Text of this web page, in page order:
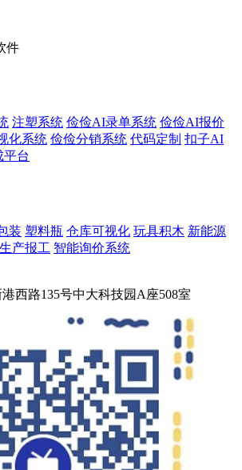
件
注塑系统 俭俭AI录单系统 俭俭AI报价
化系统 俭俭分销系统 代码定制 扣子AI
平台
装 塑料瓶 仓库可视化 玩具积木 新能源
生产报工 智能询价系统
西路135号中大科技园A座508室